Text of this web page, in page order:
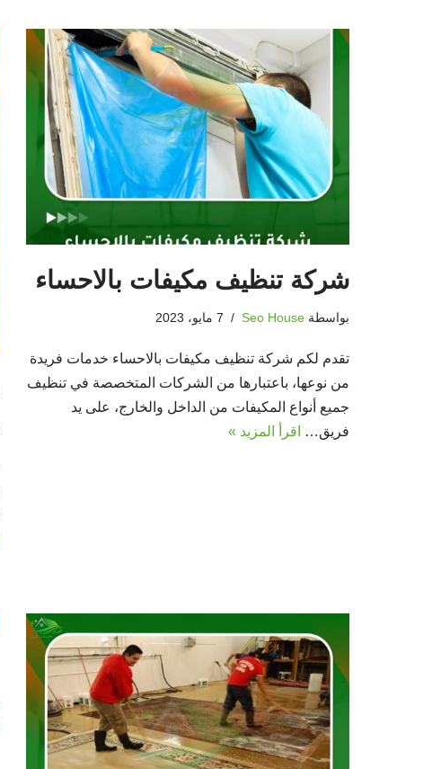
شركة تنظيف مكيفات بالاحساء
بواسطة Seo House 7 مايو، 2023
تقدم لكم شركة تنظيف مكيفات بالاحساء خدمات فريدة
من نوعها، باعتبارها من الشركات المتخصصة في تنظيف
جميع أنواع المكيفات من الداخل والخارج، على يد
فريق…
اقرأ المزيد »